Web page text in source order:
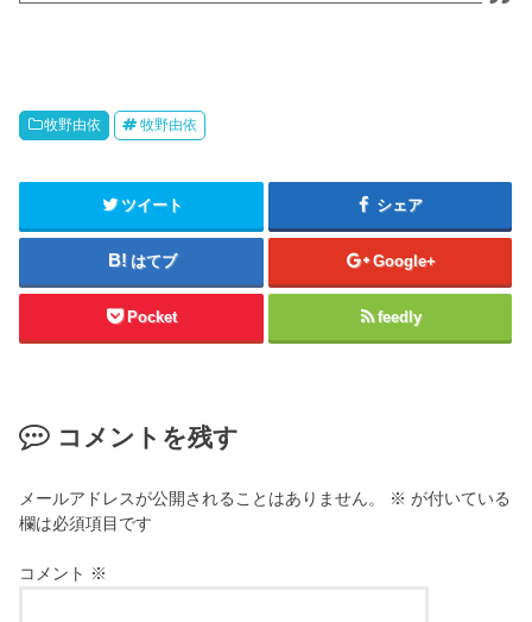
牧野由依 牧野由依
ツイート シェア
はてブ Google+
Pocket feedly
コメントを残す
メールアドレスが公開されることはありません。 ※ が付いている
欄は必須項目です
コメント ※